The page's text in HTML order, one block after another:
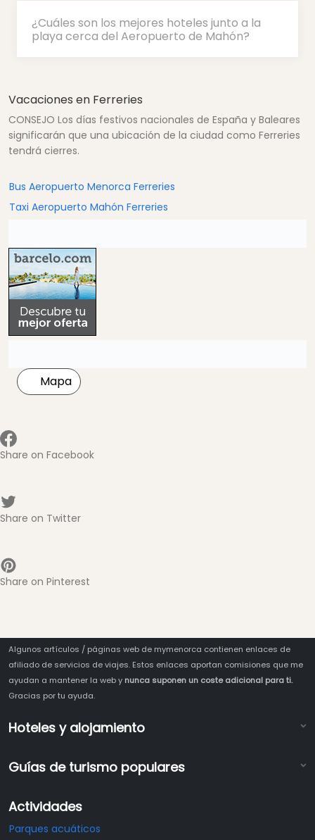
¿Cuáles son los mejores hoteles junto a la
playa cerca del Aeropuerto de Mahón?
Vacaciones en Ferreries
CONSEJO Los días festivos nacionales de España y Baleares
significarán que una ubicación de la ciudad como Ferreries
tendrá cierres.
Bus Aeropuerto Menorca Ferreries
Taxi Aeropuerto Mahón Ferreries
Mapa
Share on Facebook
Share on Twitter
Share on Pinterest
Algunos artículos / páginas web de mymenorca contienen enlaces de
afiliado de servicios de viajes. Estos enlaces aportan comisiones que me
ayudan a mantener la web y nunca suponen un coste adicional para ti.
Gracias por tu ayuda.
Hoteles y alojamiento
Guías de turismo populares
Actividades
Parques acuáticos